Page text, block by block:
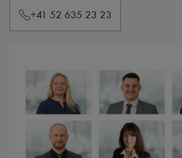
+41 52 635 23 23